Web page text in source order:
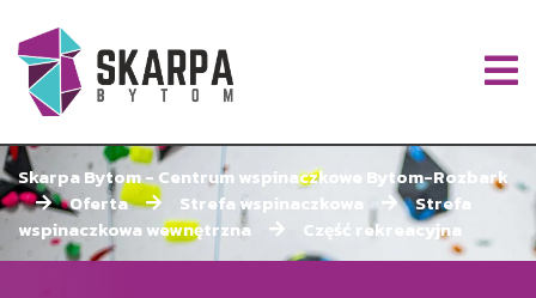
Skarpa Bytom - Centrum wspinaczkowe Bytom-Rozbark
Oferta
Strefa wspinaczkowa
Strefa
wspinaczkowa wewnętrzna
Część rekreacyjna